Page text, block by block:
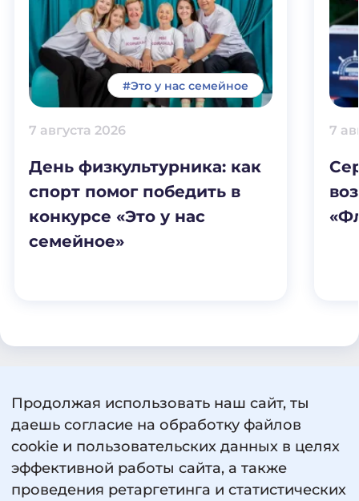
#Это у нас семейное
7 августа 2026
День физкультурника: как
спорт помог победить в
конкурсе «Это у нас
семейное»
7
Продолжая использовать наш сайт, ты
даешь согласие на обработку файлов
cookie и пользовательских данных в целях
эффективной работы сайта, а также
проведения ретаргетинга и статистических
Пользовательское соглашение
Политика обработки персональных данных
Сведения об образовательной организации